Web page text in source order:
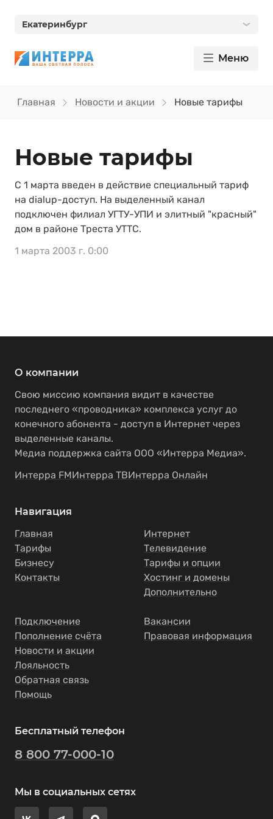
Екатеринбург
Меню
Главная Новости и акции Новые тарифы
Новые тарифы
С 1 марта введен в действие специальный тариф
на dialup-доступ. На выделенный канал
подключен филиал УГТУ-УПИ и элитный "красный"
дом в районе Треста УТТС.
1 марта 2003 г. 0:00
О компании
Свою миссию компания видит в качестве
последнего «проводника» комплекса услуг до
конечного абонента - доступ в Интернет через
выделенные каналы.
Медиа поддержка сайта ООО «Интерра Медиа».
Интерра FMИнтерра ТВИнтерра Онлайн
Навигация
Главная
Тарифы
Бизнесу
Контакты
Интернет
Телевидение
Тарифы и опции
Хостинг и домены
Дополнительно
Подключение
Пополнение счёта
Новости и акции
Лояльность
Обратная связь
Помощь
Вакансии
Правовая информация
Бесплатный телефон
8 800 77-000-10
Мы в социальных сетях